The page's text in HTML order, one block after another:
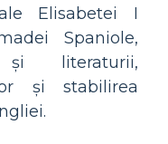
Elisabetei I
Spaniole,
literaturii,
și stabilirea